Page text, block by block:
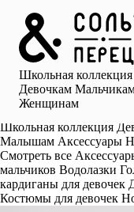
Школьная коллекция
Девочкам
Женщинам
Главная
Каталог
Избранное
Школьная коллекция
Малышам Аксессуары
Смотреть все
мальчиков Водолазки
кардиганы для девочек
Костюмы для девочек